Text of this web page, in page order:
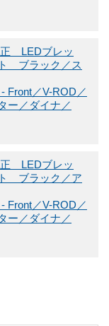
正 LEDブレッ
ブラック／ス
Front／V-ROD／
ー／ダイナ／
正 LEDブレッ
ブラック／ア
Front／V-ROD／
ー／ダイナ／